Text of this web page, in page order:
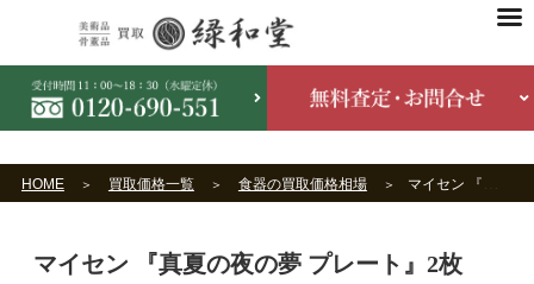
HOME 買取価格一覧 食器の買取価格相場 マイセン 『真夏の夜の夢 プレート』2枚
マイセン 『真夏の夜の夢 プレート』2枚